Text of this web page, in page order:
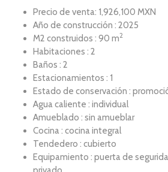
Precio de venta: 1,926,100 MXN
Año de construcción : 2025
M2 construidos : 90 m2
Habitaciones : 2
Baños : 2
Estacionamientos : 1
Estado de conservación :
Agua caliente : individual
Amueblado : sin amueblar
Cocina : cocina integral
Tendedero : cubierto
Equipamiento : puerta de